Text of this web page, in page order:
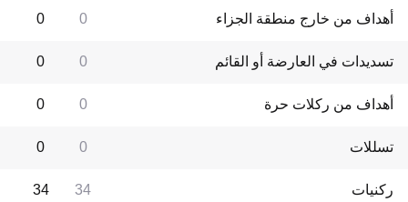
أهداف من خارج منطقة الجزاء 0
0
تسديدات في العارضة أو القائم 0
0
أهداف من ركلات حرة 0
0
تسللات 0
0
ركنيات 34
34